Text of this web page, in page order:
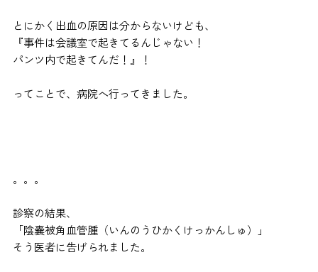
とにかく出血の原因は分からないけども、
『事件は会議室で起きてるんじゃない！
パンツ内で起きてんだ！』！
ってことで、病院へ行ってきました。
。。。
診察の結果、
「陰嚢被角血管腫（いんのうひかくけっかんしゅ）」
そう医者に告げられました。